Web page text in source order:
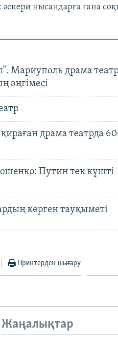
әскери нысандарға ғана
Мариуполь драма
әңгімесі
драма театрда
Путин тек күшті
көрген тауқыметі
Принтерден шығару
Жаңалықтар